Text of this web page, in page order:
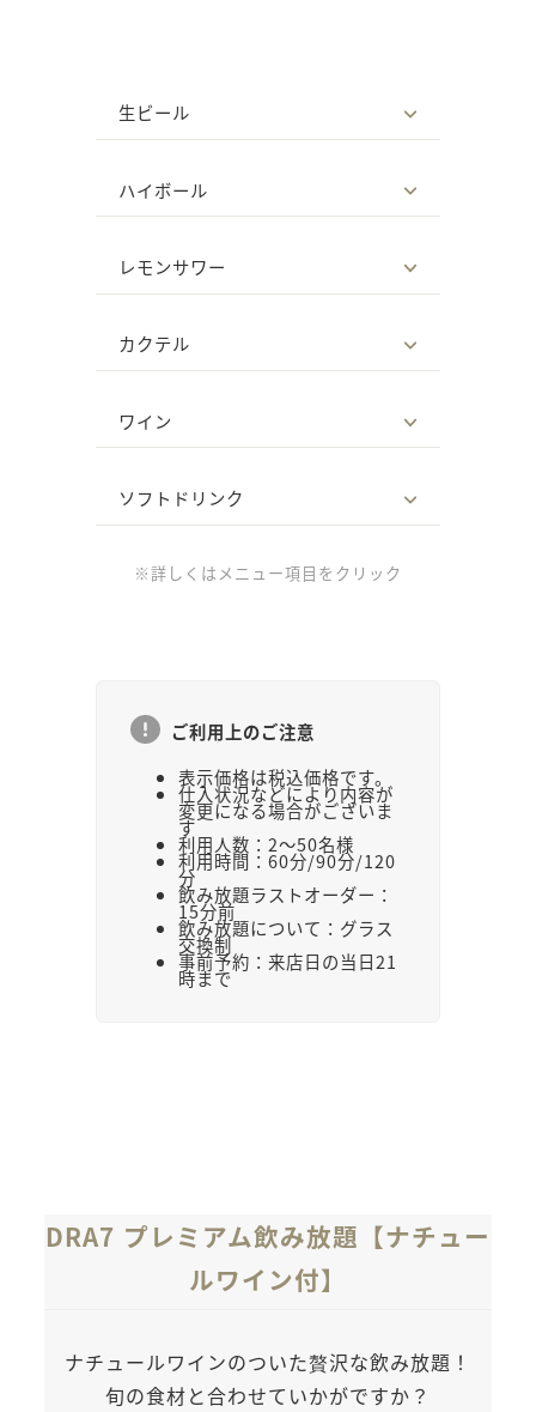
生ビール
ハイボール
レモンサワー
カクテル
ワイン
ソフトドリンク
※詳しくはメニュー項目をクリック
ご利用上のご注意
表示価格は税込価格です。
仕入状況などにより内容が
変更になる場合がございま
す
利用人数：2～50名様
利用時間：60分/90分/120
分
飲み放題ラストオーダー：
15分前
飲み放題について：グラス
交換制
事前予約：来店日の当日21
時まで
DRA7 プレミアム飲み放題【ナチュー
ルワイン付】
ナチュールワインのついた贅沢な飲み放題！
旬の食材と合わせていかがですか？